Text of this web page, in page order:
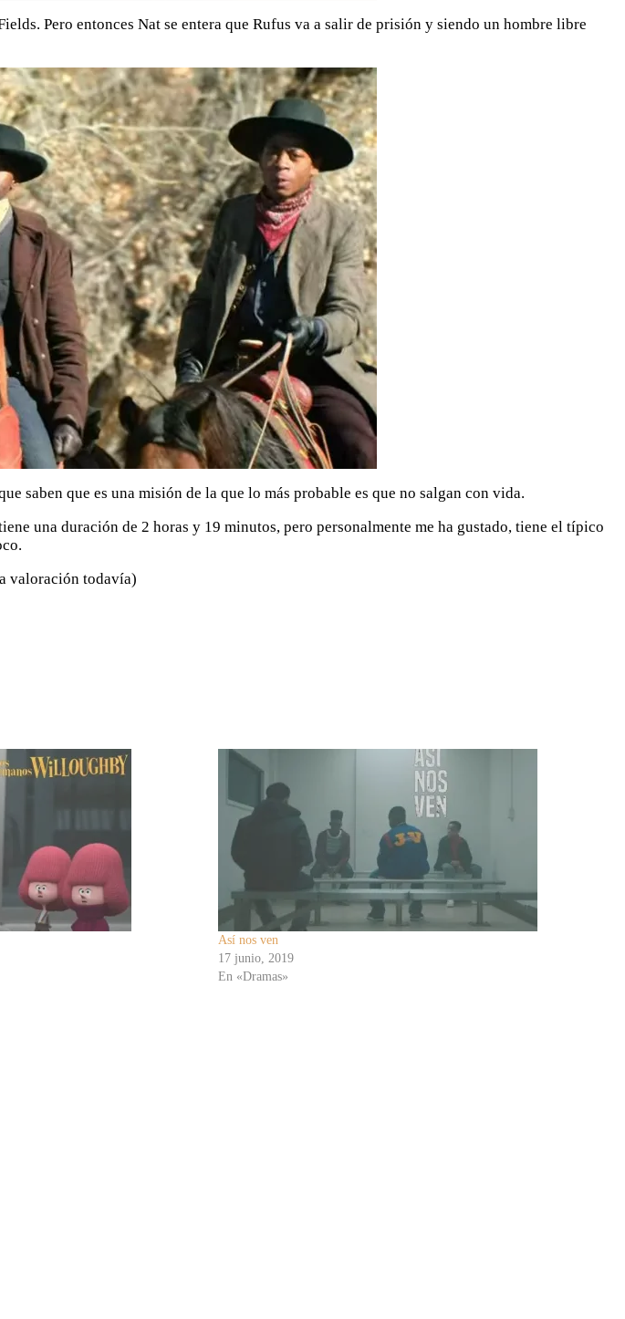
Pero entonces Nat se entera que Rufus va a salir de prisión y siendo un hombre libre
saben que es una misión de la que lo más probable es que no salgan con vida.
una duración de 2 horas y 19 minutos, pero personalmente me ha gustado, tiene el típico
valoración todavía)
Así nos ven
17 junio, 2019
En «Dramas»